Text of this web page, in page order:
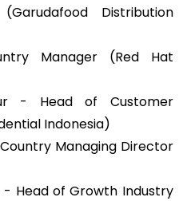
Distribution
Manager (Red Hat
-
Head of Customer
Indonesia)
Managing Director
- Head of Growth Industry